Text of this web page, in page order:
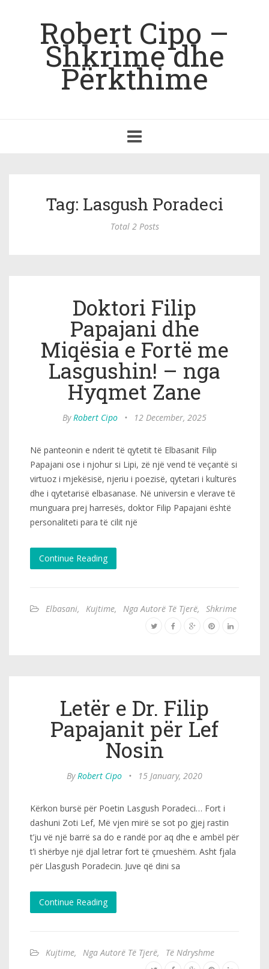
Robert Cipo –
Shkrime dhe
Përkthime
navigation
Tag: Lasgush Poradeci
Total 2 Posts
Doktori Filip
Papajani dhe
Miqësia e Fortë me
Lasgushin! – nga
Hyqmet Zane
ByRobert Cipo • 12 December, 2025
Në panteonin e nderit të qytetit të Elbasanit Filip
Papajani ose i njohur si Lipi, zë një vend të veçantë si
virtuoz i mjekësisë, njeriu i poezisë, qytetari i kulturës
dhe i qytetarisë elbasanase. Në universin e vlerave të
munguara prej harresës, doktor Filip Papajani është
personaliteti para të cilit një
Continue Reading
Elbasani, Kujtime, Nga Autorë Të Tjerë, Shkrime
Letër e Dr. Filip
Papajanit për Lef
Nosin
ByRobert Cipo • 15 January, 2020
Kërkon bursë për Poetin Lasgush Poradeci… Fort i
dashuni Zoti Lef, Më vjen mirë se sot po gjej rastin
t’ju vë një barrë sa do e randë por aq dhe e ambël për
t’i shërbye një djal letrar fort të çmueshëm. Asht fjala
për Llasgush Poradecin. Juve që dini sa
Continue Reading
Kujtime, Nga Autorë Të Tjerë, Të Ndryshme